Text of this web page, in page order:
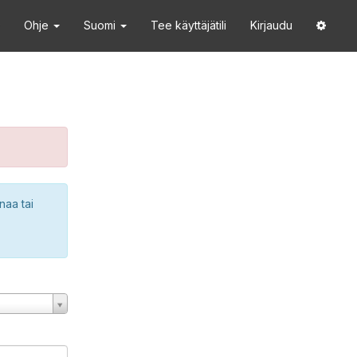
Ohje Suomi Tee käyttäjätili Kirjaudu
tai